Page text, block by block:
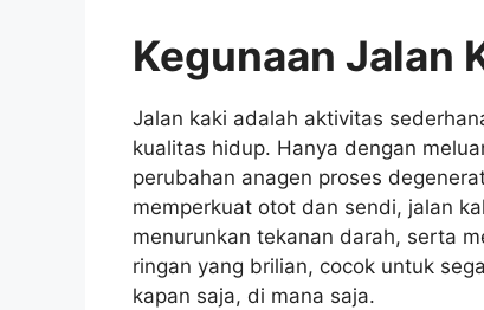
Kegunaan Jalan
Jalan kaki adalah aktivitas
kualitas hidup. Hanya dengan
perubahan anagen proses
memperkuat otot dan sendi, jalan
menurunkan tekanan darah, serta
ringan yang brilian, cocok untuk
kapan saja, di mana saja.